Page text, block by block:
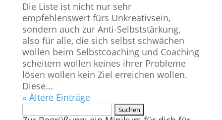
Die Liste ist nicht nur sehr
empfehlenswert fürs Unkreativsein,
sondern auch zur Anti-Selbststärkung,
also für alle, die sich selbst schwächen
wollen beim Selbstcoaching und Coaching
scheitern wollen keines ihrer Probleme
lösen wollen kein Ziel erreichen wollen.
Diese...
« Ältere Einträge